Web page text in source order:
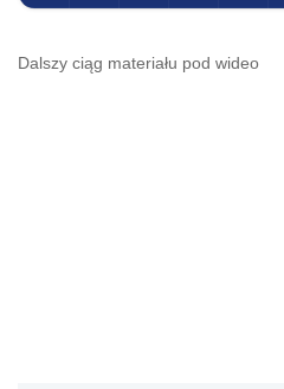
Dalszy ciąg materiału pod wideo